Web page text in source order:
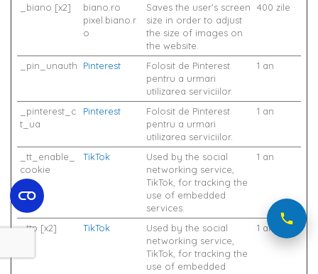
_biano [x2]
biano.ro
pixel.biano.r
o
Saves the user's screen
size in order to adjust
the size of images on
the website.
400 zile
_pin_unauth Pinterest
Folosit de Pinterest
pentru a urmari
utilizarea serviciilor.
1 an
_pinterest_c
t_ua
Pinterest
Folosit de Pinterest
pentru a urmari
utilizarea serviciilor.
1 an
_tt_enable_
cookie
TikTok
Used by the social
networking service,
TikTok, for tracking the
use of embedded
services.
1 an
_ttp [x2] TikTok
Used by the social
networking service,
TikTok, for tracking the
use of embedded
1 an